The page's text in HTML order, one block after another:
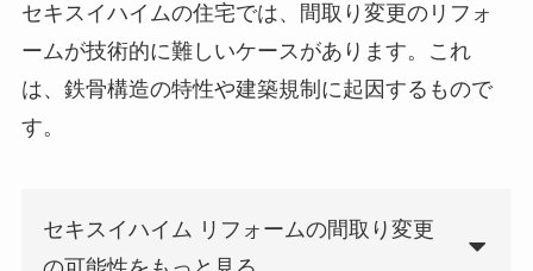
セキスイハイムの住宅では、間取り変更のリフォ
ームが技術的に難しいケースがあります。これ
は、鉄骨構造の特性や建築規制に起因するもので
す。
セキスイハイム リフォームの間取り変更